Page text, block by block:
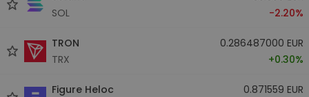
SOL
-2.20%
TRON
TRX
0.286487000 EUR
+0.30%
Figure Heloc
0.871559 EUR